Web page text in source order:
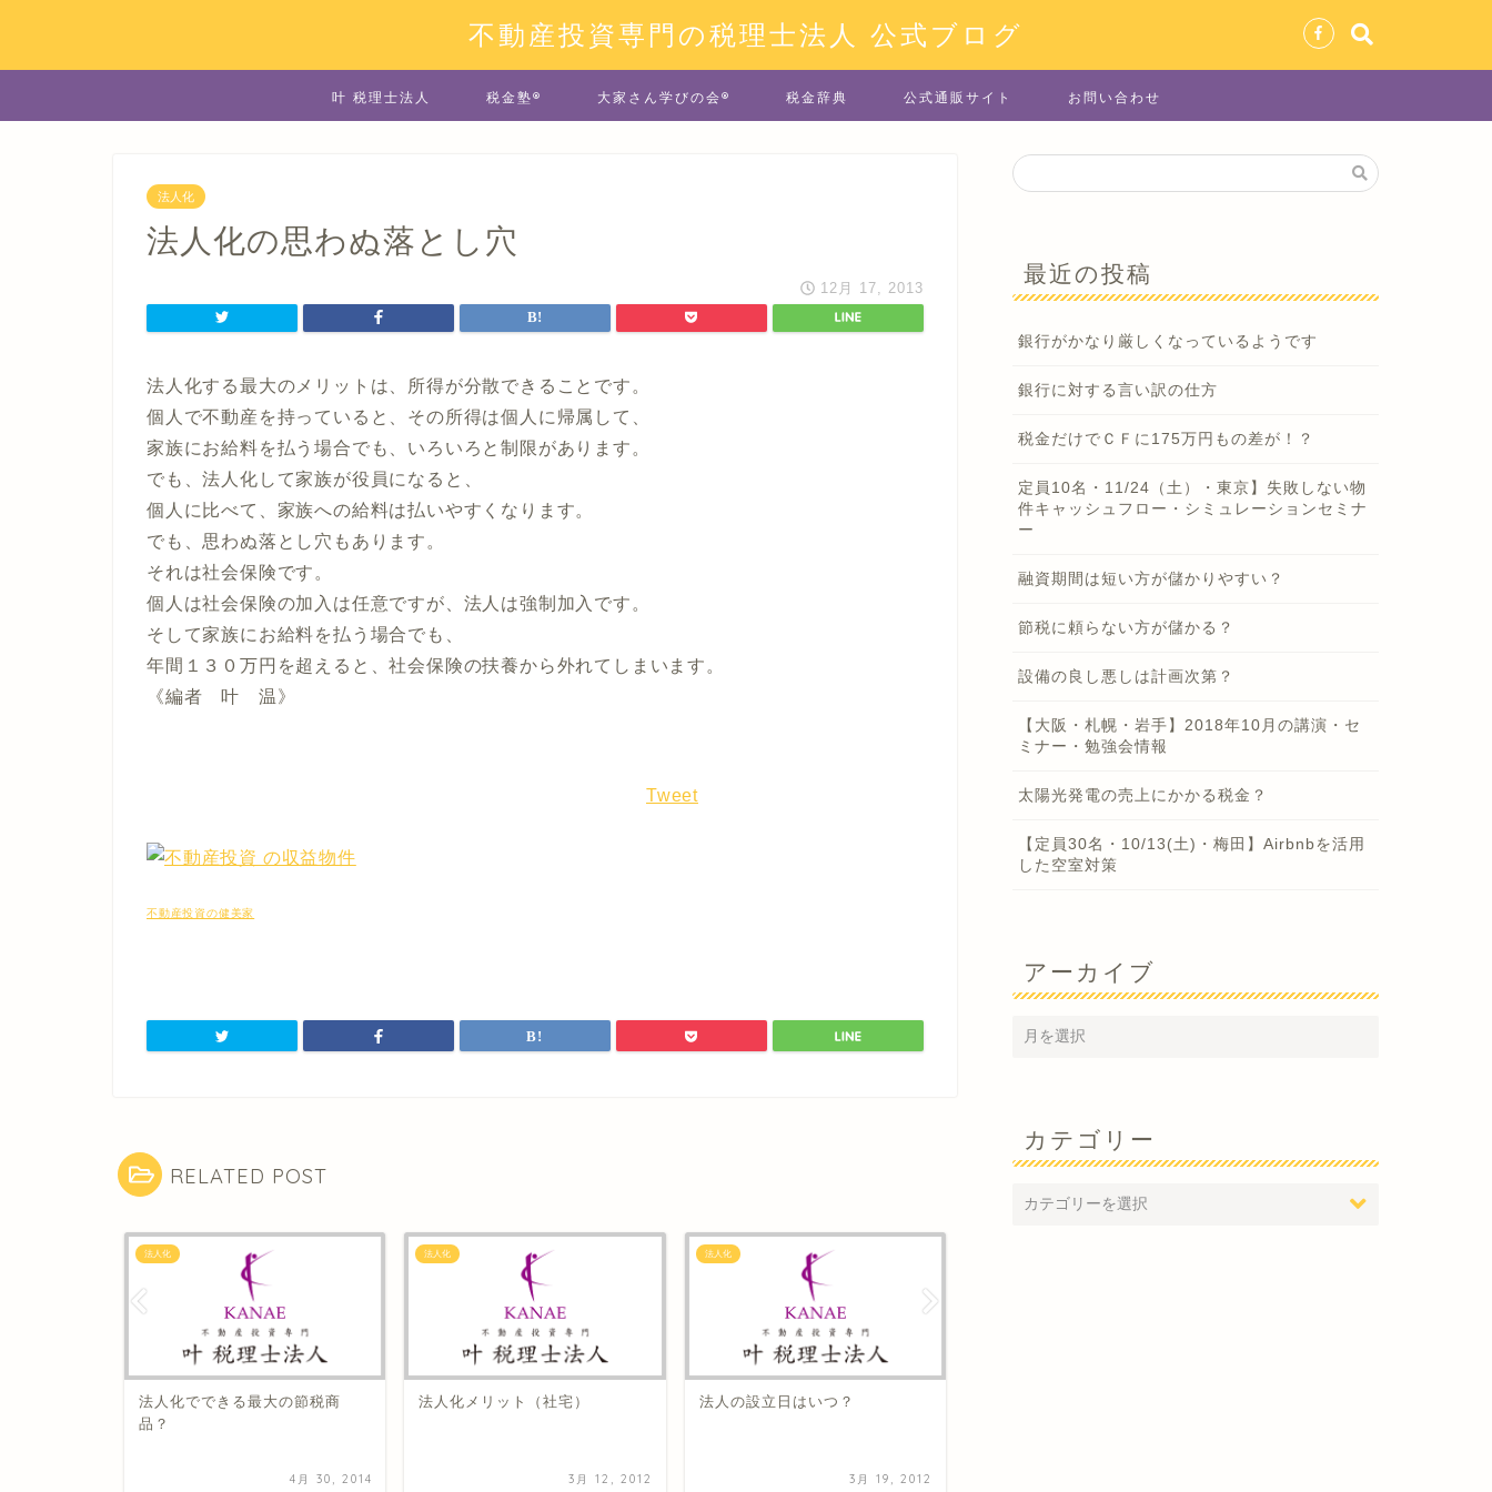
不動産投資専門の税理士法人 公式ブログ
叶 税理士法人 税金塾® 大家さん学びの会® 税金辞典 公式通販サイト お問い合わせ
法人化
法人化の思わぬ落とし穴
12月 17, 2013
法人化する最大のメリットは、所得が分散できることです。
個人で不動産を持っていると、その所得は個人に帰属して、
家族にお給料を払う場合でも、いろいろと制限があります。
でも、法人化して家族が役員になると、
個人に比べて、家族への給料は払いやすくなります。
でも、思わぬ落とし穴もあります。
それは社会保険です。
個人は社会保険の加入は任意ですが、法人は強制加入です。
そして家族にお給料を払う場合でも、
年間１３０万円を超えると、社会保険の扶養から外れてしまいます。
《編者 叶 温》
Tweet
不動産投資の健美家
RELATED POST
法人化
法人化でできる最大の節税商
品？
4月 30, 2014
法人化
法人化メ​リット（社宅）
3月 12, 2012
法人化
法人の設​立日はいつ？
3月 19, 2012
最近の投稿
銀行がかなり厳しくなっているようです
銀行に対する言い訳の仕方
税金だけでＣＦに175万円もの差が！？
定員10名・11/24（土）・東京】失敗しない物
件キャッシュフロー・シミュレーションセミナ
ー
融資期間は短い方が儲かりやすい？
節税に頼らない方が儲かる？
設備の良し悪しは計画次第？
【大阪・札幌・岩手】2018年10月の講演・セ
ミナー・勉強会情報
太陽光発電の売上にかかる税金？
【定員30名・10/13(土)・梅田】Airbnbを活用
した空室対策
アーカイブ
カテゴリー